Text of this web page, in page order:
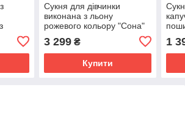
146
Сукня для дівчинки
виконана з льону
рожевого кольору "Сона"
вишивкою ріст від 116 до
158 см
3 299₴
Купити
1